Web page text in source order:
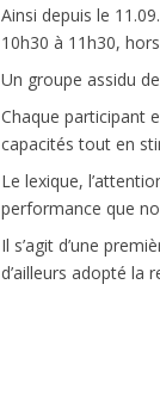
Ainsi depuis le
10h30 à 11h30,
Un groupe assidu
Chaque participant
capacités tout en
Le lexique,
performance que
Il s’agit d’une
d’ailleurs adopté la